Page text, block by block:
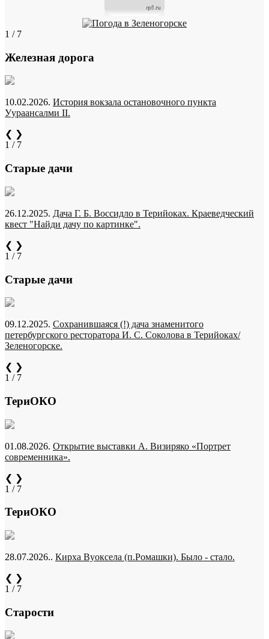
1 / 7
Железная дорога
10.02.2026. История вокзала остановочного пункта
Уураансалми II.
❮ ❯
1 / 7
Старые дачи
26.12.2025. Дача Г. Б. Воссидло в Терийоках. Краеведческий
квест "Найди дачу по картинке".
❮ ❯
1 / 7
Старые дачи
09.12.2025. Сохранившаяся (!) дача знаменитого
петербургского ресторатора И. С. Соколова в Терийоках/
Зеленогорске.
❮ ❯
1 / 7
ТериОКО
01.08.2026. Открытие выставки А. Визиряко «Портрет
современника».
❮ ❯
1 / 7
ТериОКО
28.07.2026.. Кирха Вуоксела (п.Ромашки). Было - стало.
❮ ❯
1 / 7
Старости